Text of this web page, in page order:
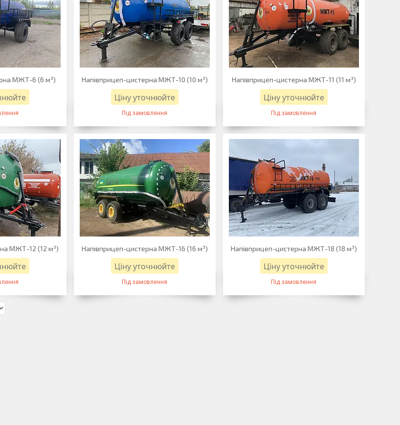
МЖТ-6 (6 м³) Напівприцеп-цистерна МЖТ-10 (10 м³)
Ціну уточнюйте
Під замовлення
Напівприцеп-цистерна МЖТ-11 (11 м³)
Ціну уточнюйте
Під замовлення
МЖТ-12 (12 м³) Напівприцеп-цистерна МЖТ-16 (16 м³)
Ціну уточнюйте
Під замовлення
Напівприцеп-цистерна МЖТ-18 (18 м³)
Ціну уточнюйте
Під замовлення